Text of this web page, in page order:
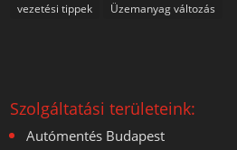
vezetési tippek
Üzemanyag változás
Szolgáltatási területeink:
Autómentés Budapest